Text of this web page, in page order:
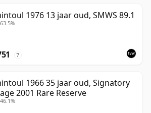
1976 13 jaar oud, SMWS 89.1
?
1966 35 jaar oud, Signatory
2001 Rare Reserve